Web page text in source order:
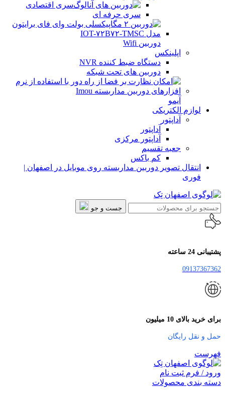
سری اقتصادی
سری حرفه ای
دوربین Wifi
اپلینکس
دستگاه ضبط کننده NVR
دوربین های تحت شبکه
آیمو
لوازم الکتریکی
آداپتور
آداپتور
آداپتور مرکزی
جعبه تقسیم
کم باکس
انتقال تصویر دوربین مداربسته روی موبایل در اصفهان |
فوری
جست و جو
پشتیبانی 24 ساعته
09137367362
برای خرید بالای 10 میلیون
حمل و نقل رایگان
فهرست
ورود / فرم ثبت نام
دسته بندی محصولات